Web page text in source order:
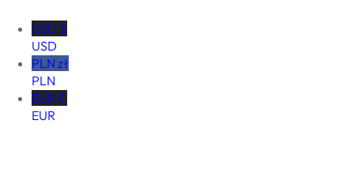
USD $
USD
PLN zł
PLN
EUR €
EUR